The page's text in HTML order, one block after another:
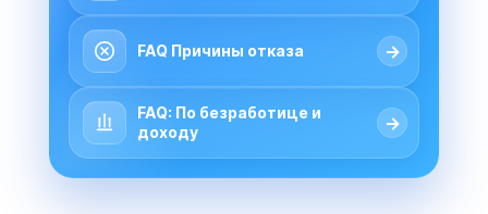
FAQ Причины отказа →
FAQ: По безработице и
доходу
→